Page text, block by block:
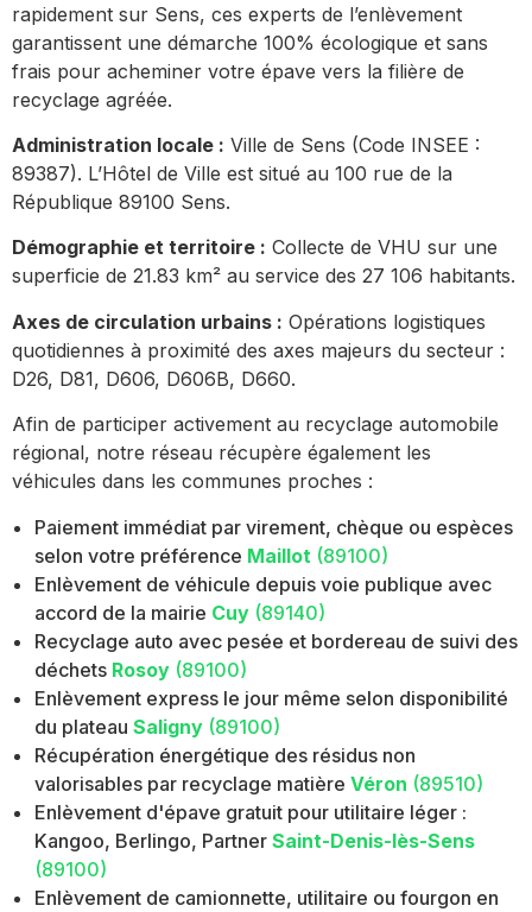
rapidement sur Sens, ces experts de l’enlèvement
garantissent une démarche 100% écologique et sans
frais pour acheminer votre épave vers la filière de
recyclage agréée.
Administration locale : Ville de Sens (Code INSEE :
89387). L’Hôtel de Ville est situé au 100 rue de la
République 89100 Sens.
Démographie et territoire : Collecte de VHU sur une
superficie de 21.83 km² au service des 27 106 habitants.
Axes de circulation urbains : Opérations logistiques
quotidiennes à proximité des axes majeurs du secteur :
D26, D81, D606, D606B, D660.
Afin de participer activement au recyclage automobile
régional, notre réseau récupère également les
véhicules dans les communes proches :
Paiement immédiat par virement, chèque ou espèces
selon votre préférence Maillot (89100)
Enlèvement de véhicule depuis voie publique avec
accord de la mairie Cuy (89140)
Recyclage auto avec pesée et bordereau de suivi des
déchets Rosoy (89100)
Enlèvement express le jour même selon disponibilité
du plateau Saligny (89100)
Récupération énergétique des résidus non
valorisables par recyclage matière Véron (89510)
Enlèvement d'épave gratuit pour utilitaire léger :
Kangoo, Berlingo, Partner Saint-Denis-lès-Sens
(89100)
Enlèvement de camionnette, utilitaire ou fourgon en